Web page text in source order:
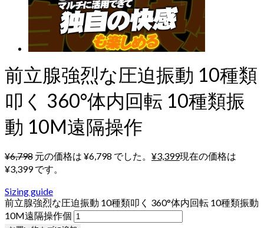
前立腺強烈な圧迫振動 10種類
叩く 360°体内回転 10種類振
動 10M遠隔操作
¥6,798 元の価格は ¥6,798 でした。 ¥3,399現在の価格は
¥3,399 です。
Sizing guide
前立腺強烈な圧迫振動 10種類叩く 360°体内回転 10種類振動
10M遠隔操作個